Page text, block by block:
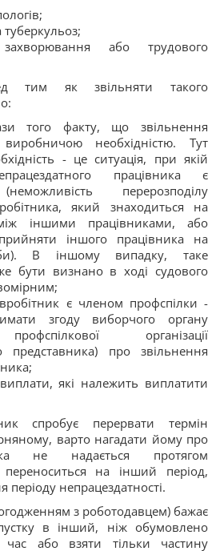
захворювання або трудового
тим як звільняти такого
того факту, що звільнення
необхідністю. Тут
- це ситуація, при якій
працівника є
перерозподілу
який знаходиться на
іншими працівниками, або
іншого працівника на
В іншому випадку, таке
бути визнано в ході судового
є членом профспілки -
згоду виборчого органу
організації
представника) про звільнення
які належить виплатити
спробує перервати термін
варто нагадати йому про
не надається протягом
переноситься на інший період,
періоду непрацездатності.
з роботодавцем) бажає
в інший, ніж обумовлено
час або взяти тільки частину